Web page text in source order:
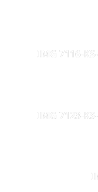
IMG 7116-
IMG 7123-